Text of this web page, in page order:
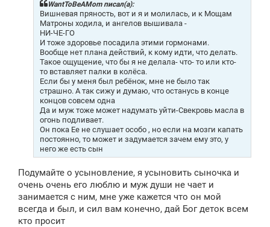
WantToBeAMom писал(а):
Вишневая пряность, вот и я и молилась, и к Мощам
Матроны ходила, и ангелов вышивала -
НИ-ЧЕ-ГО
И тоже здоровье посадила этими гормонами.
Вообще нет плана действий, к кому идти, что делать.
Такое ощущение, что бы я не делала- что- то или кто-
то вставляет палки в колёса.
Если бы у меня был ребёнок, мне не было так
страшно. А так сижу и думаю, что останусь в конце
концов совсем одна
Да и муж тоже может надумать уйти-Свекровь масла в
огонь подливает.
Он пока Ее не слушает особо , но если на мозги капать
постоянно, то может и задумается зачем ему это, у
него же есть сын
Подумайте о усыновление, я усыновить сыночка и
очень очень его люблю и муж души не чает и
занимается с ним, мне уже кажется что он мой
всегда и был, и сил вам конечно, дай Бог деток всем
кто просит